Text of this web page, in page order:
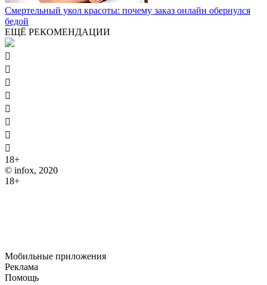
Смертельный укол красоты: почему заказ онлайн обернулся
бедой
ЕЩЁ РЕКОМЕНДАЦИИ








18+
© infox, 2020
18+
Мобильные приложения
Реклама
Помощь